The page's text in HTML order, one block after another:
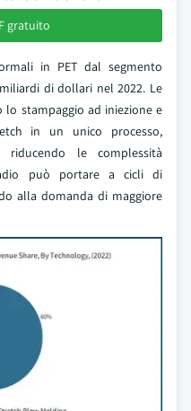
gratuito
in PET dal segmento
di dollari nel 2022. Le
stampaggio ad iniezione e
in un unico processo,
le complessità
può portare a cicli di
alla domanda di maggiore